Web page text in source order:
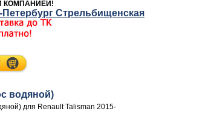
КОМПАНИЕЙ!
Петербург Стрельбищенская
водяной)
для Renault Talisman 2015-